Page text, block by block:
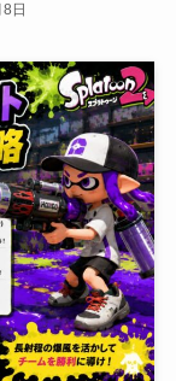
日